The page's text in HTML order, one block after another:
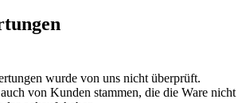
wurde von uns nicht überprüft.
von Kunden stammen, die die Ware nicht